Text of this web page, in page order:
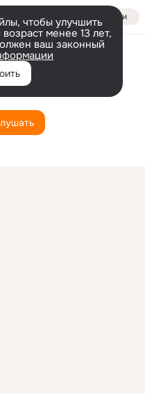
Войти
чтобы улучшить
менее 13 лет,
ваш законный
сны